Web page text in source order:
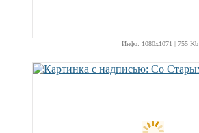
Инфо: 1080х1071 | 755 Kb